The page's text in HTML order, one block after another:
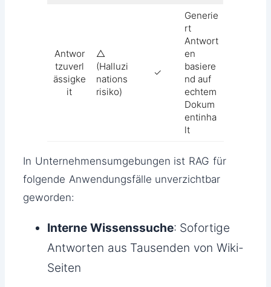
Antwor
tzuverl
ässigke
it
△
(Halluzi
nations
risiko)
✓
Generie
rt
Antwort
en
basiere
nd auf
echtem
Dokum
entinha
lt
In Unternehmensumgebungen ist RAG für
folgende Anwendungsfälle unverzichtbar
geworden:
Interne Wissenssuche: Sofortige
Antworten aus Tausenden von Wiki-
Seiten